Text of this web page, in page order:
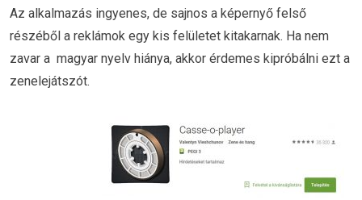
Az alkalmazás ingyenes, de sajnos a képernyő felső
részéből a reklámok egy kis felületet kitakarnak. Ha nem
zavar a magyar nyelv hiánya, akkor érdemes kipróbálni ezt a
zenelejátszót.